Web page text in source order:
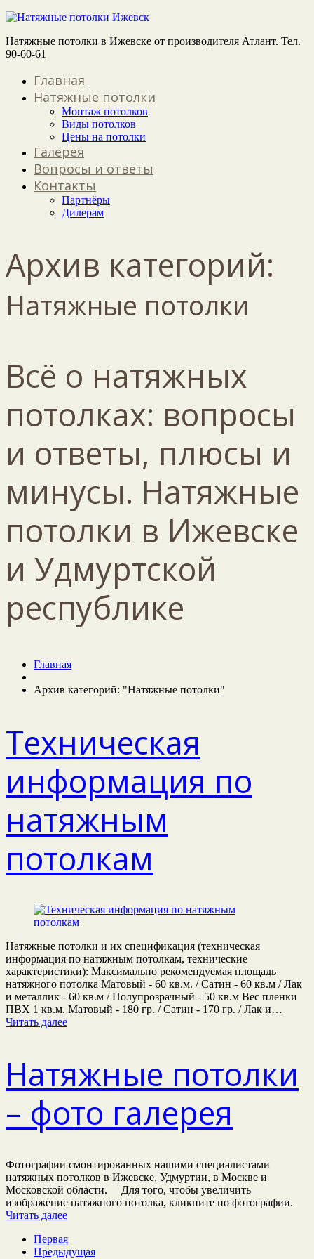
Натяжные потолки в Ижевске от производителя Атлант. Тел.
90-60-61
Главная
Натяжные потолки
Монтаж потолков
Виды потолков
Цены на потолки
Галерея
Вопросы и ответы
Контакты
Партнёры
Дилерам
Архив категорий:
Натяжные потолки
Всё о натяжных
потолках: вопросы
и ответы, плюсы и
минусы. Натяжные
потолки в Ижевске
и Удмуртской
республике
Главная
Архив категорий: "Натяжные потолки"
Техническая
информация по
натяжным
потолкам
Натяжные потолки и их спецификация (техническая
информация по натяжным потолкам, технические
характеристики): Максимально рекомендуемая площадь
натяжного потолка Матовый - 60 кв.м. / Сатин - 60 кв.м / Лак
и металлик - 60 кв.м / Полупрозрачный - 50 кв.м Вес пленки
ПВХ 1 кв.м. Матовый - 180 гр. / Сатин - 170 гр. / Лак и…
Читать далее
Натяжные потолки
– фото галерея
Фотографии смонтированных нашими специалистами
натяжных потолков в Ижевске, Удмуртии, в Москве и
Московской области. Для того, чтобы увеличить
изображение натяжного потолка, кликните по фотографии.
Читать далее
Первая
Предыдущая